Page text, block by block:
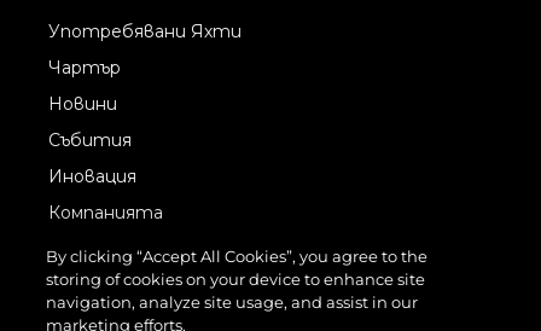
Употребявани Яхти
Чартър
Новини
Събития
Иновация
Компанията
Екипът
Лайфстайл
Наследство
By clicking “Accept All Cookies”, you agree to the
storing of cookies on your device to enhance site
navigation, analyze site usage, and assist in our
marketing efforts.